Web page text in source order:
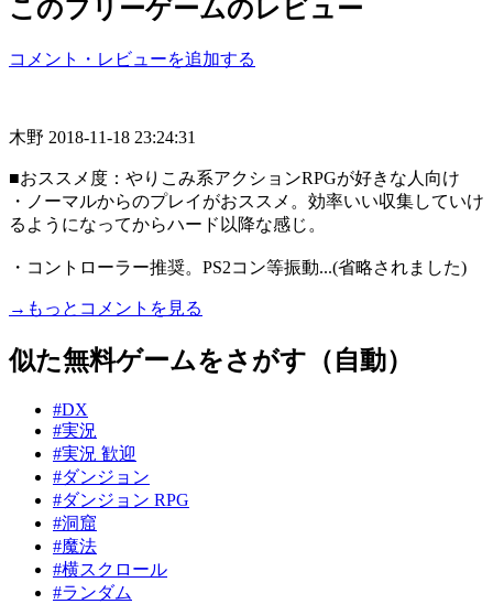
このフリーゲームのレビュー
コメント・レビューを追加する
木野 2018-11-18 23:24:31
■おススメ度：やりこみ系アクションRPGが好きな人向け
・ノーマルからのプレイがおススメ。効率いい収集していけ
るようになってからハード以降な感じ。
・コントローラー推奨。PS2コン等振動...(省略されました)
→もっとコメントを見る
似た無料ゲームをさがす（自動）
#DX
#実況
#実況 歓迎
#ダンジョン
#ダンジョン RPG
#洞窟
#魔法
#横スクロール
#ランダム